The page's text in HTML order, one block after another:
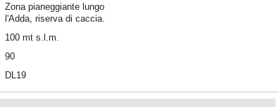
Zona pianeggiante lungo
l'Adda, riserva di caccia.
100 mt s.l.m.
90
DL19